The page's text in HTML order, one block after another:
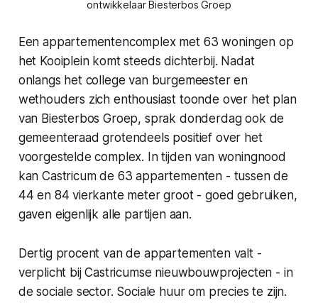
ontwikkelaar Biesterbos Groep
Een appartementencomplex met 63 woningen op
het Kooiplein komt steeds dichterbij. Nadat
onlangs het college van burgemeester en
wethouders zich enthousiast toonde over het plan
van Biesterbos Groep, sprak donderdag ook de
gemeenteraad grotendeels positief over het
voorgestelde complex. In tijden van woningnood
kan Castricum de 63 appartementen - tussen de
44 en 84 vierkante meter groot - goed gebruiken,
gaven eigenlijk alle partijen aan.
Dertig procent van de appartementen valt -
verplicht bij Castricumse nieuwbouwprojecten - in
de sociale sector. Sociale huur om precies te zijn.